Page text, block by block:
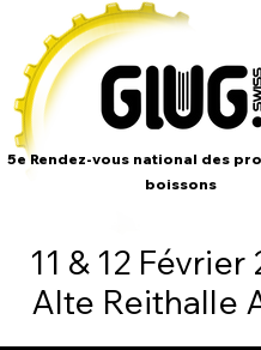
11 & 12 Février
Alte Reithalle
5e Rendez-vous national des
boissons